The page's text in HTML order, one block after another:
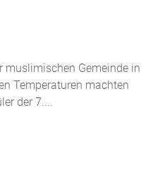
muslimischen Gemeinde in
Temperaturen machten
der 7....